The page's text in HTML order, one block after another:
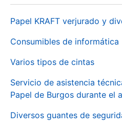
Papel KRAFT verjurado y
Consumibles de informática
Varios tipos de cintas
Servicio de asistencia
Papel de Burgos durante el
Diversos guantes de